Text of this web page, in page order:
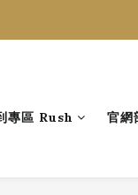
專區 Rush 官網